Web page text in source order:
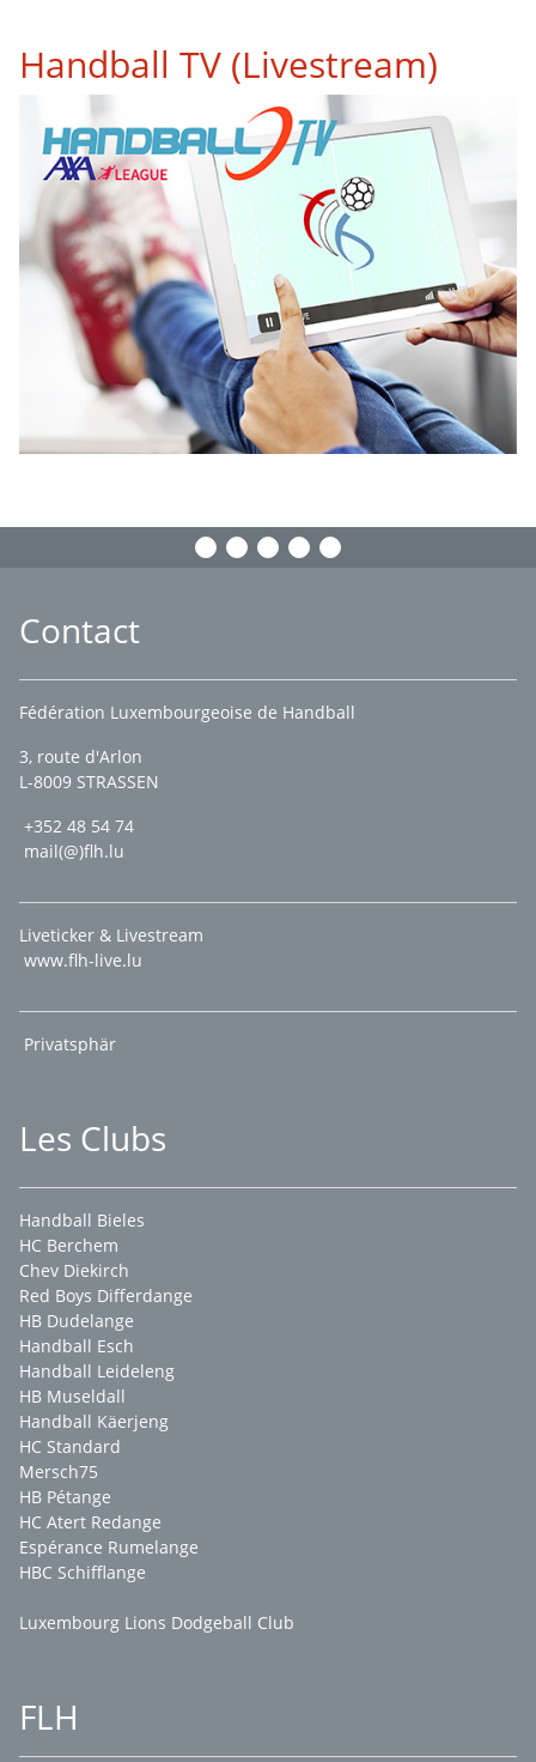
Handball TV (Livestream)
Contact
Fédération Luxembourgeoise de Handball
3, route d'Arlon
L-8009 STRASSEN
+352 48 54 74
mail(@)flh.lu
Liveticker & Livestream
www.flh-live.lu
Privatsphär
Les Clubs
Handball Bieles
HC Berchem
Chev Diekirch
Red Boys Differdange
HB Dudelange
Handball Esch
Handball Leideleng
HB Museldall
Handball Käerjeng
HC Standard
Mersch75
HB Pétange
HC Atert Redange
Espérance Rumelange
HBC Schifflange
Luxembourg Lions Dodgeball Club
FLH